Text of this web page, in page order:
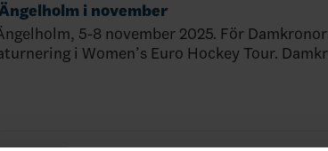
i november
5-8 november 2025. För
i Women’s Euro Hockey Tour.